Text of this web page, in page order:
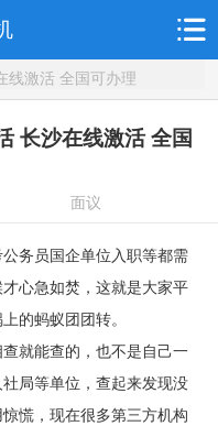
线激活 全国可办理
长沙在线激活 全国
面议
务员国企单位入职等都需
心急如焚，这就是大家平
的蚂蚁团团转。
就能查的，也不是自己一
局等单位，查起来发现没
慌，现在很多第三方机构